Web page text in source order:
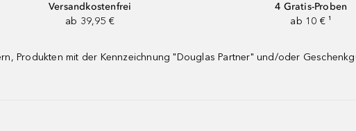
Versandkostenfrei
ab 39,95 €
4 Gratis-Proben
ab 10 € ¹
Produkten mit der Kennzeichnung "Douglas Partner" und/oder